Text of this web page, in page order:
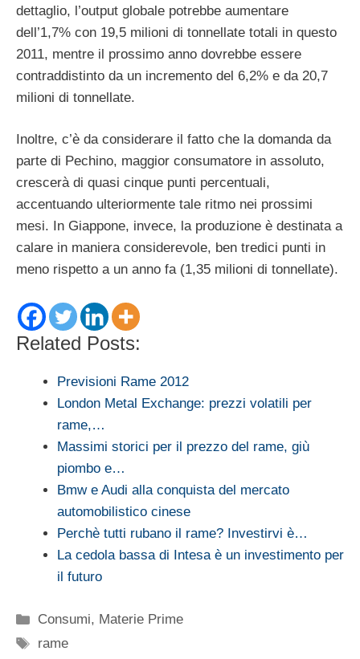
dettaglio, l’output globale potrebbe aumentare
dell’1,7% con 19,5 milioni di tonnellate totali in questo
2011, mentre il prossimo anno dovrebbe essere
contraddistinto da un incremento del 6,2% e da 20,7
milioni di tonnellate.
Inoltre, c’è da considerare il fatto che la domanda da
parte di Pechino, maggior consumatore in assoluto,
crescerà di quasi cinque punti percentuali,
accentuando ulteriormente tale ritmo nei prossimi
mesi. In Giappone, invece, la produzione è destinata a
calare in maniera considerevole, ben tredici punti in
meno rispetto a un anno fa (1,35 milioni di tonnellate).
Related Posts:
Previsioni Rame 2012
London Metal Exchange: prezzi volatili per
rame,…
Massimi storici per il prezzo del rame, giù
piombo e…
Bmw e Audi alla conquista del mercato
automobilistico cinese
Perchè tutti rubano il rame? Investirvi è…
La cedola bassa di Intesa è un investimento per
il futuro
Categorie
Consumi, Materie Prime
Tag
rame